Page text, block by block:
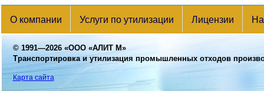
О компании Услуги по утилизации Лицензии
© 1991—2026 «ООО «АЛИТ М»
Транспортировка и утилизация промышленных отходов
Карта сайта